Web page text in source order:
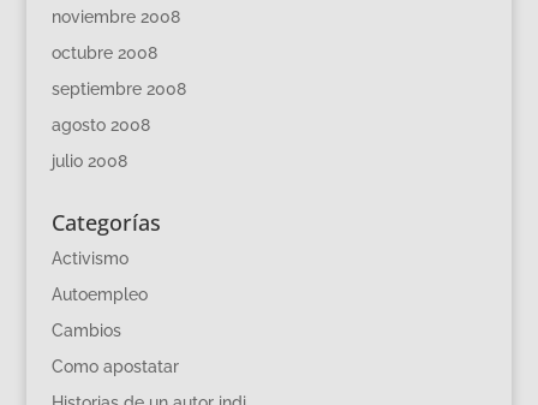
noviembre 2008
octubre 2008
septiembre 2008
agosto 2008
julio 2008
Categorías
Activismo
Autoempleo
Cambios
Como apostatar